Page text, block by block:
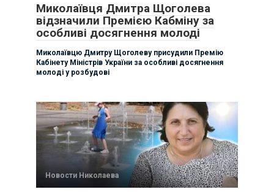
Миколаївця Дмитра Щоголева
відзначили Премією Кабміну за
особливі досягнення молоді
Миколаївцю Дмитру Щоголеву присудили Премію
Кабінету Міністрів України за особливі досягнення
молоді у розбудові
Новости Николаева